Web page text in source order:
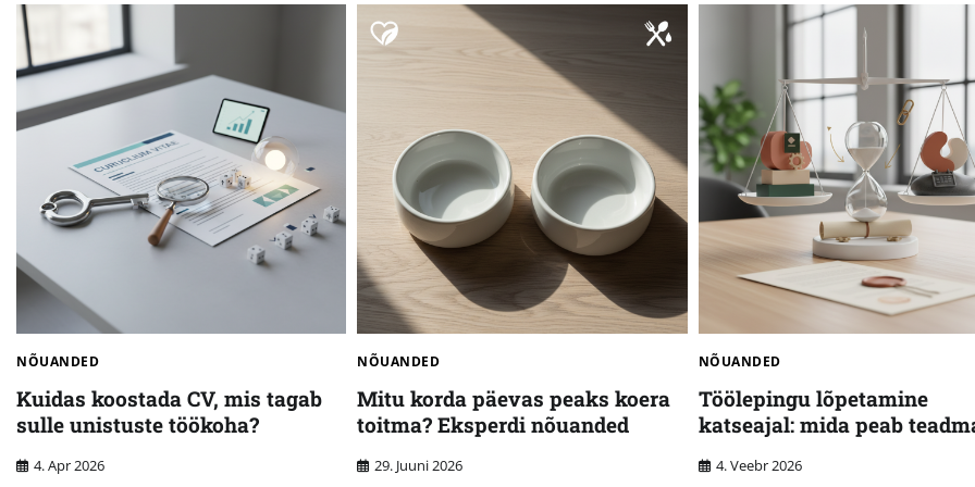
NÕUANDED
Kuidas koostada CV, mis tagab
sulle unistuste töökoha?
4. Apr 2026
NÕUANDED
Mitu korda päevas peaks koera
toitma? Eksperdi nõuanded
29. Juuni 2026
NÕUANDED
Töölepingu lõpetamine
katseajal: mida peab
4. Veebr 2026